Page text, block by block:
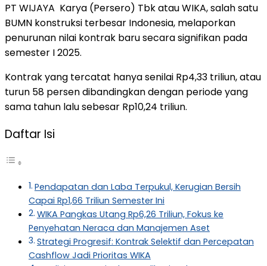
PT WIJAYA Karya (Persero) Tbk atau WIKA, salah satu
BUMN konstruksi terbesar Indonesia, melaporkan
penurunan nilai kontrak baru secara signifikan pada
semester I 2025.
Kontrak yang tercatat hanya senilai Rp4,33 triliun, atau
turun 58 persen dibandingkan dengan periode yang
sama tahun lalu sebesar Rp10,24 triliun.
Daftar Isi
Pendapatan dan Laba Terpukul, Kerugian Bersih
Capai Rp1,66 Triliun Semester Ini
WIKA Pangkas Utang Rp6,26 Triliun, Fokus ke
Penyehatan Neraca dan Manajemen Aset
Strategi Progresif: Kontrak Selektif dan Percepatan
Cashflow Jadi Prioritas WIKA